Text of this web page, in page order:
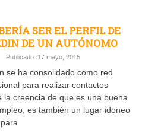
SER EL PERFIL DE
DE UN AUTÓNOMO
Publicado: 17 mayo, 2015
se ha consolidado como red
para realizar contactos
la creencia de que es una buena
es también un lugar idoneo
para